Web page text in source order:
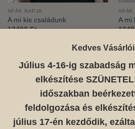
APÁK NAPJA
A mi kis családunk
12490Ft
APÁK
A mi
Golden Ticket kaparós sorsjegy
4690Ft – 5880FtÁrtartomány:
4690 Ft
-
5880 Ft
Kedves
Július 4-16-ig szabadság
elkészítése
időszakban
feldolgozása és
július 17-én kezdődik,